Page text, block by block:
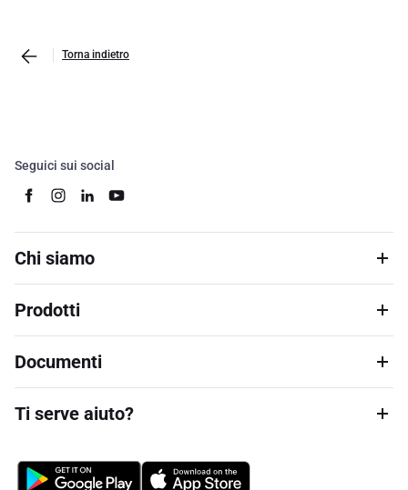
Torna indietro
Seguici sui social
Chi siamo
Prodotti
Documenti
Ti serve aiuto?